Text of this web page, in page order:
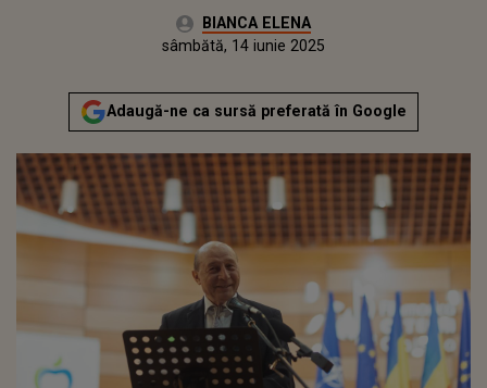
Autor:BIANCA ELENA
sâmbătă, 14 iunie 2025Actualizat:
sâmbătă, 14 iunie 2025
Adaugă-ne ca sursă preferată în Google